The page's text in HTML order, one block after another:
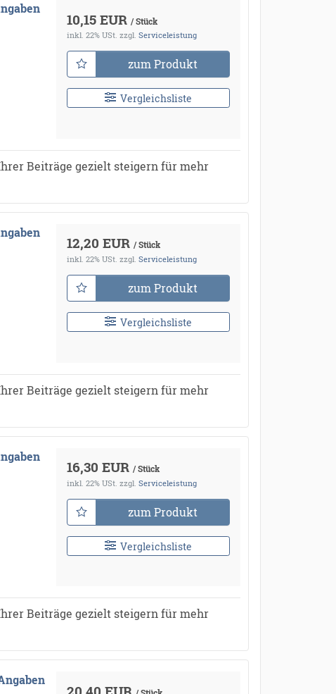
10,15 EUR / Stück
inkl. 22% USt. zzgl. Serviceleistung
zum Produkt
Vergleichsliste
Beiträge gezielt steigern für mehr
12,20 EUR / Stück
inkl. 22% USt. zzgl. Serviceleistung
zum Produkt
Vergleichsliste
Beiträge gezielt steigern für mehr
16,30 EUR / Stück
inkl. 22% USt. zzgl. Serviceleistung
zum Produkt
Vergleichsliste
Beiträge gezielt steigern für mehr